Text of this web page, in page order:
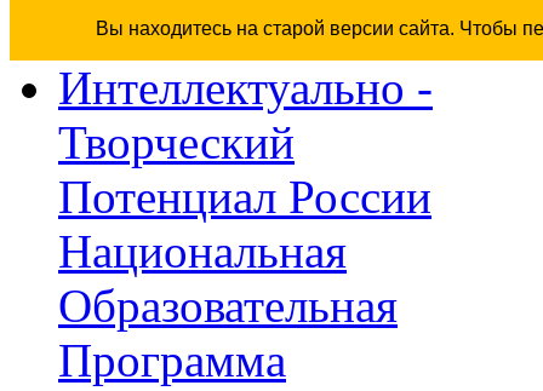
Вы находитесь на старой версии сайта. Чтобы
Интеллектуально -
Творческий
Потенциал России
Национальная
Образовательная
Программа